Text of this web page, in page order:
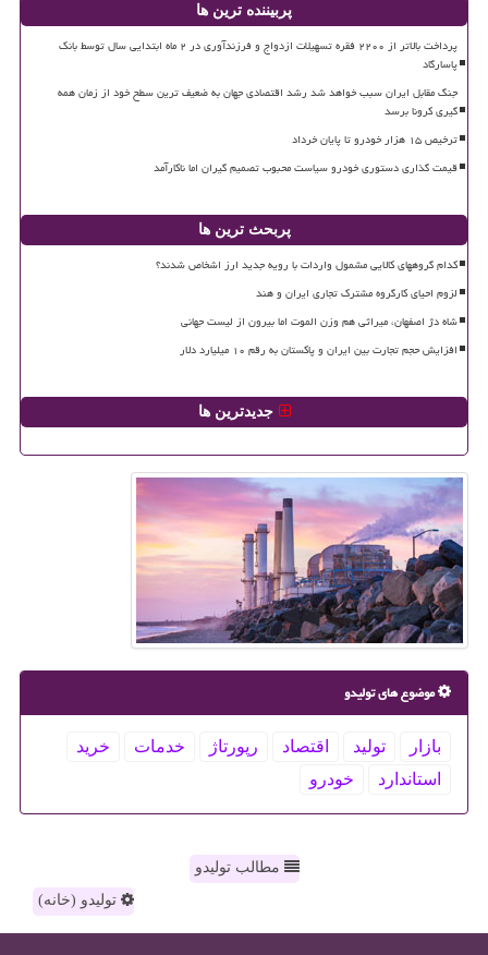
پربیننده ترین ها
پرداخت بالاتر از ۲۲۰۰ فقره تسهیلات ازدواج و فرزندآوری در ۲ ماه ابتدایی سال توسط بانک
پاسارگاد
جنگ مقابل ایران سبب خواهد شد رشد اقتصادی جهان به ضعیف ترین سطح خود از زمان همه
گیری کرونا برسد
ترخیص ۱۵ هزار خودرو تا پایان خرداد
قیمت گذاری دستوری خودرو سیاست محبوب تصمیم گیران اما ناکارآمد
پربحث ترین ها
کدام گروههای کالایی مشمول واردات با رویه جدید ارز اشخاص شدند؟
لزوم احیای کارگروه مشترک تجاری ایران و هند
شاه دژ اصفهان، میراثی هم وزن الموت اما بیرون از لیست جهانی
افزایش حجم تجارت بین ایران و پاکستان به رقم ۱۰ میلیارد دلار
جدیدترین ها
موضوع های تولیدو
بازار تولید اقتصاد رپورتاژ خدمات
خرید
استاندارد
خودرو
مطالب تولیدو
تولیدو (خانه)